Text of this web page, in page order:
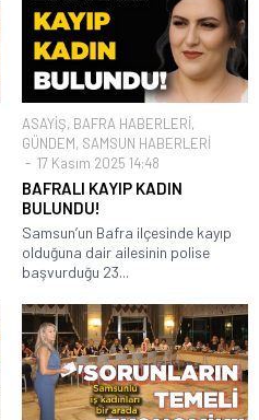
ASAYİŞ, BAFRA HABERLERİ,
GÜNDEM, SAMSUN HABERLERİ
17 Kasım 2025 14:48
BAFRALI KAYIP KADIN
BULUNDU!
Samsun’un Bafra ilçesinde kayıp
olduğuna dair ailesinin polise
başvurduğu 23...